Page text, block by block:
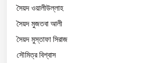
সৈয়দ ওয়ালীউল্লাহ
সৈয়দ মুজতবা আলী
সৈয়দ মুস্তাফা সিরাজ
সৌমিত্র বিশ্বাস